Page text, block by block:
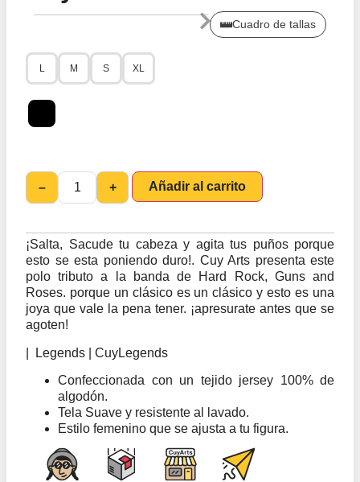
Cuadro de tallas
L M S XL
– + Añadir al carrito
¡Salta, Sacude tu cabeza y agita tus puños porque
esto se esta poniendo duro!. Cuy Arts presenta este
polo tributo a la banda de Hard Rock, Guns and
Roses. porque un clásico es un clásico y esto es una
joya que vale la pena tener. ¡apresurate antes que se
agoten!
| Legends | CuyLegends
Confeccionada con un tejido jersey 100% de
algodón.
Tela Suave y resistente al lavado.
Estilo femenino que se ajusta a tu figura.